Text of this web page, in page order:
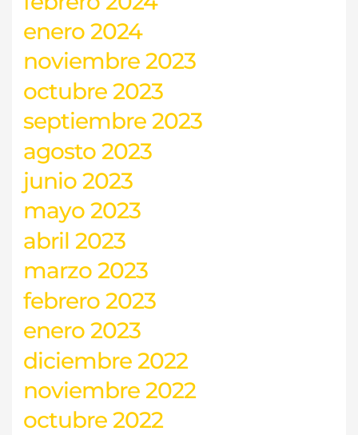
enero 2024
noviembre 2023
octubre 2023
septiembre 2023
agosto 2023
junio 2023
mayo 2023
abril 2023
marzo 2023
febrero 2023
enero 2023
diciembre 2022
noviembre 2022
octubre 2022